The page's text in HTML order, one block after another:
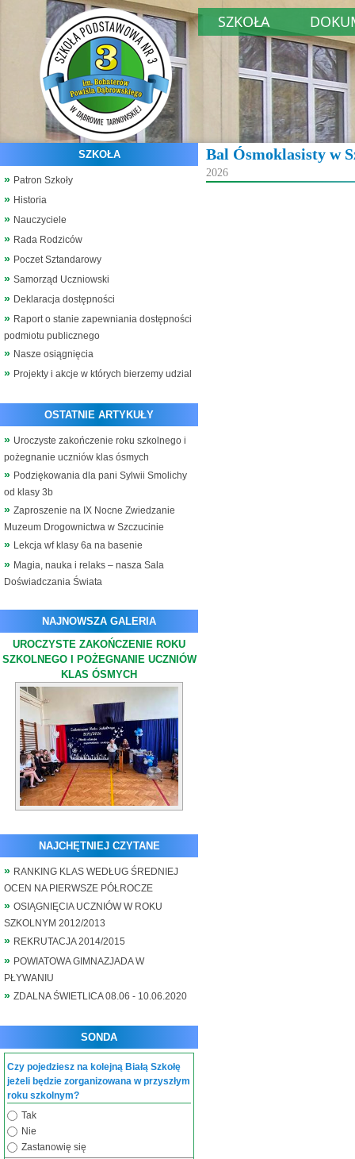
SZKOŁA
SZKOŁA
Patron Szkoły
Historia
Nauczyciele
Rada Rodziców
Poczet Sztandarowy
Samorząd Uczniowski
Deklaracja dostępności
Raport o stanie zapewniania dostępności
podmiotu publicznego
Nasze osiągnięcia
Projekty i akcje w których bierzemy udzial
OSTATNIE ARTYKUŁY
Uroczyste zakończenie roku szkolnego i
pożegnanie uczniów klas ósmych
Podziękowania dla pani Sylwii Smolichy
od klasy 3b
Zaproszenie na IX Nocne Zwiedzanie
Muzeum Drogownictwa w Szczucinie
Lekcja wf klasy 6a na basenie
Magia, nauka i relaks – nasza Sala
Doświadczania Świata
NAJNOWSZA GALERIA
UROCZYSTE ZAKOŃCZENIE ROKU
SZKOLNEGO I POŻEGNANIE UCZNIÓW
KLAS ÓSMYCH
NAJCHĘTNIEJ CZYTANE
RANKING KLAS WEDŁUG ŚREDNIEJ
OCEN NA PIERWSZE PÓŁROCZE
OSIĄGNIĘCIA UCZNIÓW W ROKU
SZKOLNYM 2012/2013
REKRUTACJA 2014/2015
POWIATOWA GIMNAZJADA W
PŁYWANIU
ZDALNA ŚWIETLICA 08.06 - 10.06.2020
SONDA
Czy pojedziesz na kolejną Białą Szkołę
jeżeli będzie zorganizowana w przyszłym
roku szkolnym?
Tak
Nie
Zastanowię się
Bal Ósmoklasisty w
2026